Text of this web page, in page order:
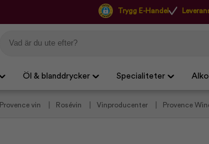
Trygg E-Handel
Öl & blanddrycker Specialiteter
Provence vin Rosévin Vinproducenter Provence